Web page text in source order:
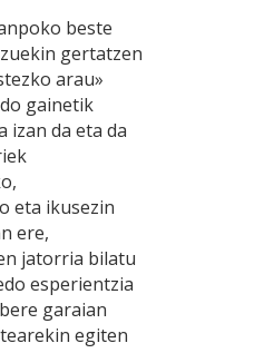
beste
gertatzen
arau»
gainetik
izan da eta da
eta ikusezin
ere,
jatorria bilatu
esperientzia
garaian
egiten